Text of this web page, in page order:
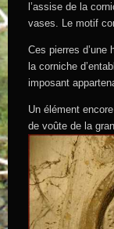
l’assise de la
vases. Le motif
Ces pierres d’une
la corniche
imposant
Un élément
de voûte de la